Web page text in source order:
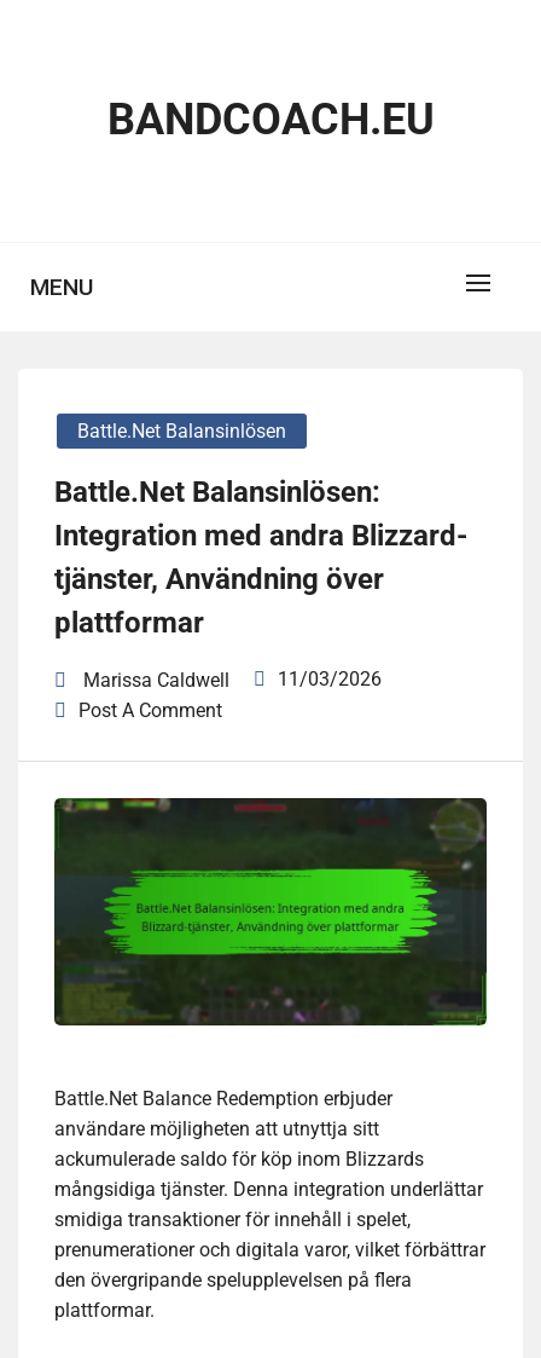
BANDCOACH.EU
MENU
Battle.net Balansinlösen
Battle.Net Balansinlösen:
Integration med andra Blizzard-
tjänster, Användning över
plattformar
Marissa Caldwell
11/03/2026
Post A Comment
Battle.Net Balance Redemption erbjuder
användare möjligheten att utnyttja sitt
ackumulerade saldo för köp inom Blizzards
mångsidiga tjänster. Denna integration underlättar
smidiga transaktioner för innehåll i spelet,
prenumerationer och digitala varor, vilket förbättrar
den övergripande spelupplevelsen på flera
plattformar.